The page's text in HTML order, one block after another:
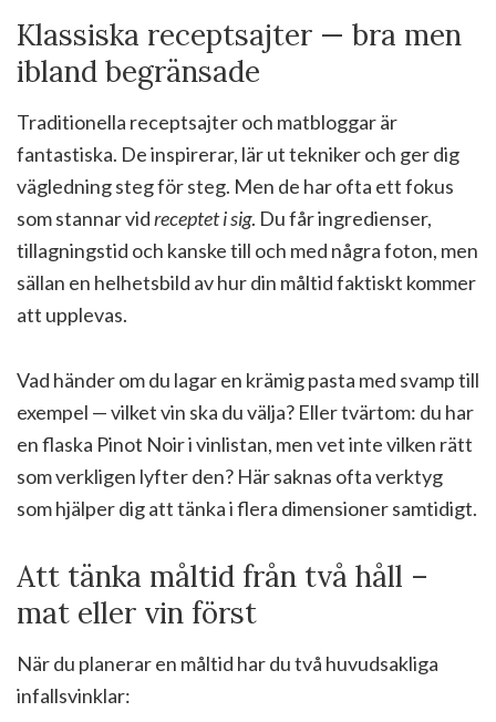
Klassiska receptsajter — bra men
ibland begränsade
Traditionella receptsajter och matbloggar är
fantastiska. De inspirerar, lär ut tekniker och ger dig
vägledning steg för steg. Men de har ofta ett fokus
som stannar vidreceptet i sig. Du får ingredienser,
tillagningstid och kanske till och med några foton, men
sällan en helhetsbild av hur din måltid faktiskt kommer
att upplevas.
Vad händer om du lagar en krämig pasta med svamp till
exempel — vilket vin ska du välja? Eller tvärtom: du har
en flaska Pinot Noir i vinlistan, men vet inte vilken rätt
som verkligen lyfter den? Här saknas ofta verktyg
som hjälper dig att tänka i flera dimensioner samtidigt.
Att tänka måltid från två håll –
mat eller vin först
När du planerar en måltid har du två huvudsakliga
infallsvinklar: